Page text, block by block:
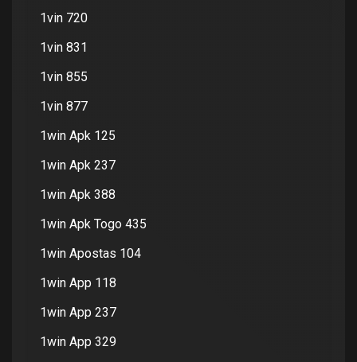
1vin 720
1vin 831
1vin 855
1vin 877
1win Apk 125
1win Apk 237
1win Apk 388
1win Apk Togo 435
1win Apostas 104
1win App 118
1win App 237
1win App 329